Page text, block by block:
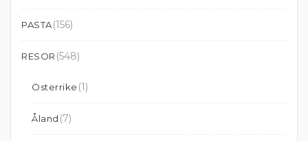
PASTA(156)
RESOR (548)
Österrike (1)
Åland (7)